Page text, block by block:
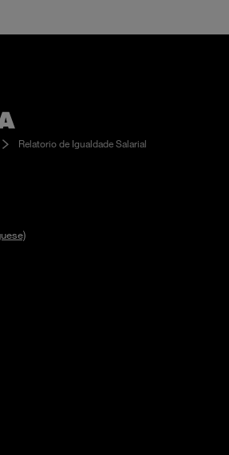
Relatorio de Igualdade Salarial